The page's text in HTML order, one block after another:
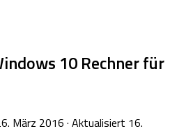
10 Rechner für
März 2016 · Aktualisiert 16.